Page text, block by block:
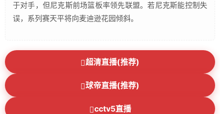
于对手，但尼克斯前场篮板率领先联盟。若尼克斯能控制失
误，系列赛天平将向麦迪逊花园倾斜。
超清直播(推荐)
球帝直播(推荐)
cctv5直播